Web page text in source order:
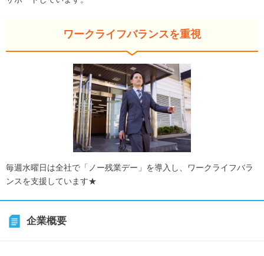
ワークライフバランスを重視
毎週水曜日は全社で「ノー残業デー」を導入し、ワークライフバラ
ンスを支援しています★
企業概要